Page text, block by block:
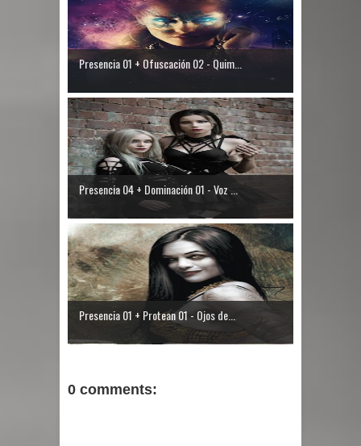
Presencia 01 + Ofuscación 02 - Quim...
Presencia 04 + Dominación 01 - Voz ...
Presencia 01 + Protean 01 - Ojos de...
0 comments: